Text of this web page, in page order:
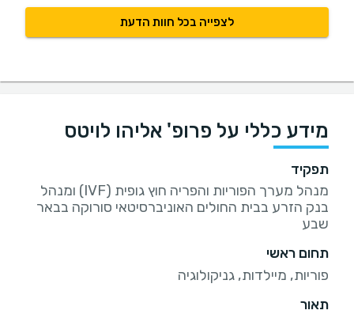
לצפייה בכל חוות הדעת
מידע כללי על פרופ' אליהו לויטס
תפקיד
מנהל מערך הפוריות והפריה חוץ גופית (IVF) ומנהל
בנק הזרע בבית החולים האוניברסיטאי סורוקה בבאר
שבע
תחום ראשי
פוריות, מיילדות, גניקולוגיה
תאור